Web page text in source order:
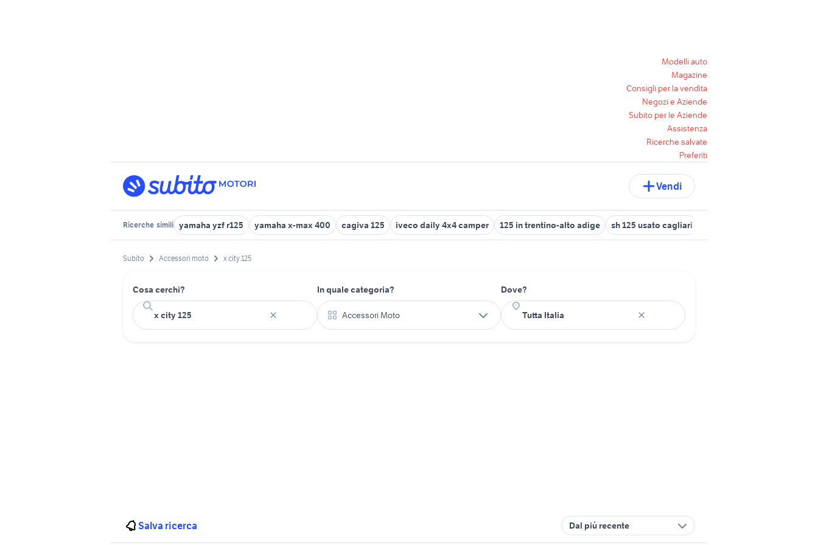
Modelli auto
Magazine
Consigli per la vendita
Negozi e Aziende
Subito per le Aziende
Assistenza
Ricerche salvate
Preferiti
Vendi
Ricerche simili yamaha yzf r125 yamaha x-max 400 cagiva 125 iveco daily 4x4 camper 125 in trentino-alto adige sh 125 usato cagliari
Subito Accessori moto x city 125
Cosa cerchi? In quale categoria?
Accessori Moto
Dove?
Salva ricerca Dal più recente